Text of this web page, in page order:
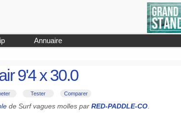
Annuaire
9'4 x 30.0
Tester Comparer
de Surf vagues molles par RED-PADDLE-CO.